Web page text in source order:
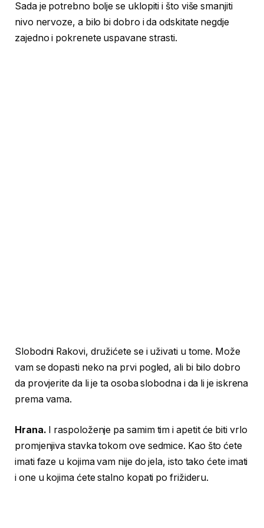
Sada je potrebno bolje se uklopiti i što više smanjiti
nivo nervoze, a bilo bi dobro i da odskitate negdje
zajedno i pokrenete uspavane strasti.
Slobodni Rakovi, družićete se i uživati u tome. Može
vam se dopasti neko na prvi pogled, ali bi bilo dobro
da provjerite da li je ta osoba slobodna i da li je iskrena
prema vama.
Hrana. I raspoloženje pa samim tim i apetit će biti vrlo
promjenjiva stavka tokom ove sedmice. Kao što ćete
imati faze u kojima vam nije do jela, isto tako ćete imati
i one u kojima ćete stalno kopati po frižideru.